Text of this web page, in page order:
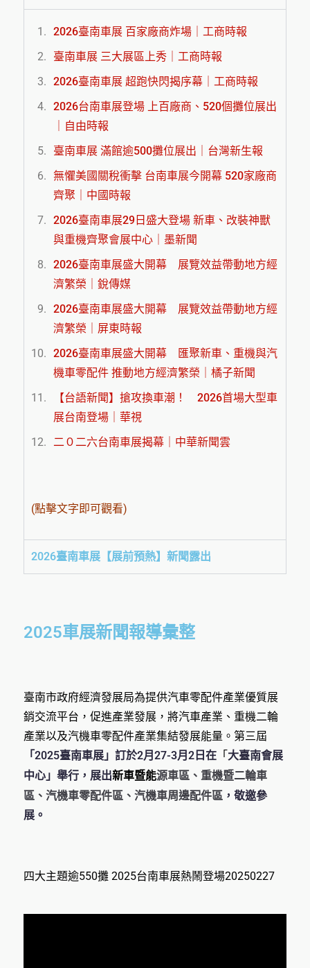
2026臺南車展 百家廠商炸場｜工商時報
臺南車展 三大展區上秀｜工商時報
2026臺南車展 超跑快閃揭序幕｜工商時報
2026台南車展登場 上百廠商、520個攤位展出
｜自由時報
臺南車展 滿館逾500攤位展出｜台灣新生報
無懼美國關稅衝擊 台南車展今開幕 520家廠商
齊聚｜中國時報
2026臺南車展29日盛大登場 新車、改裝神獸
與重機齊聚會展中心｜墨新聞
2026臺南車展盛大開幕 展覽效益帶動地方經
濟繁榮｜銳傳媒
2026臺南車展盛大開幕 展覽效益帶動地方經
濟繁榮｜屏東時報
2026臺南車展盛大開幕 匯聚新車、重機與汽
機車零配件 推動地方經濟繁榮｜橘子新聞
【台語新聞】搶攻換車潮！ 2026首場大型車
展台南登場｜華視
二０二六台南車展揭幕｜中華新聞雲
(點擊文字即可觀看)
2026臺南車展【展前預熱】新聞露出
2025車展新聞報導彙整
臺南市政府經濟發展局為提供汽車零配件產業優質展
銷交流平台，促進產業發展，將汽車產業、重機二輪
產業以及汽機車零配件產業集結發展能量。第三屆
「2025臺南車展」訂於2月27-3月2日在 「大臺南會展
中心」舉行，展出新車暨能源車區、重機暨二輪車
區、汽機車零配件區、汽機車周邊配件區 ，敬邀參
展。
四大主題逾550攤 2025台南車展熱鬧登場20250227